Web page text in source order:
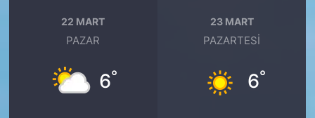
22 MART
PAZAR
6°
23 MART
PAZARTESI
6°